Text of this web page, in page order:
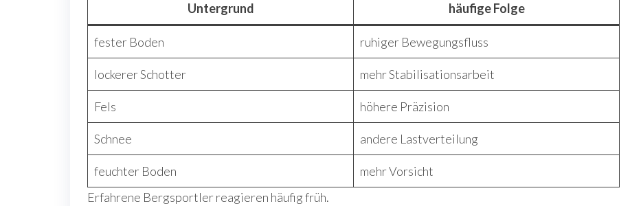
Untergrund häufige Folge
fester Boden ruhiger Bewegungsfluss
lockerer Schotter mehr Stabilisationsarbeit
Fels höhere Präzision
Schnee andere Lastverteilung
feuchter Boden
mehr Vorsicht
Erfahrene Bergsportler reagieren häufig früh.